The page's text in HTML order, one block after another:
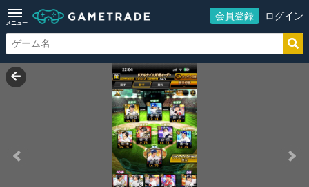
メニュー
会員登録 ログイン